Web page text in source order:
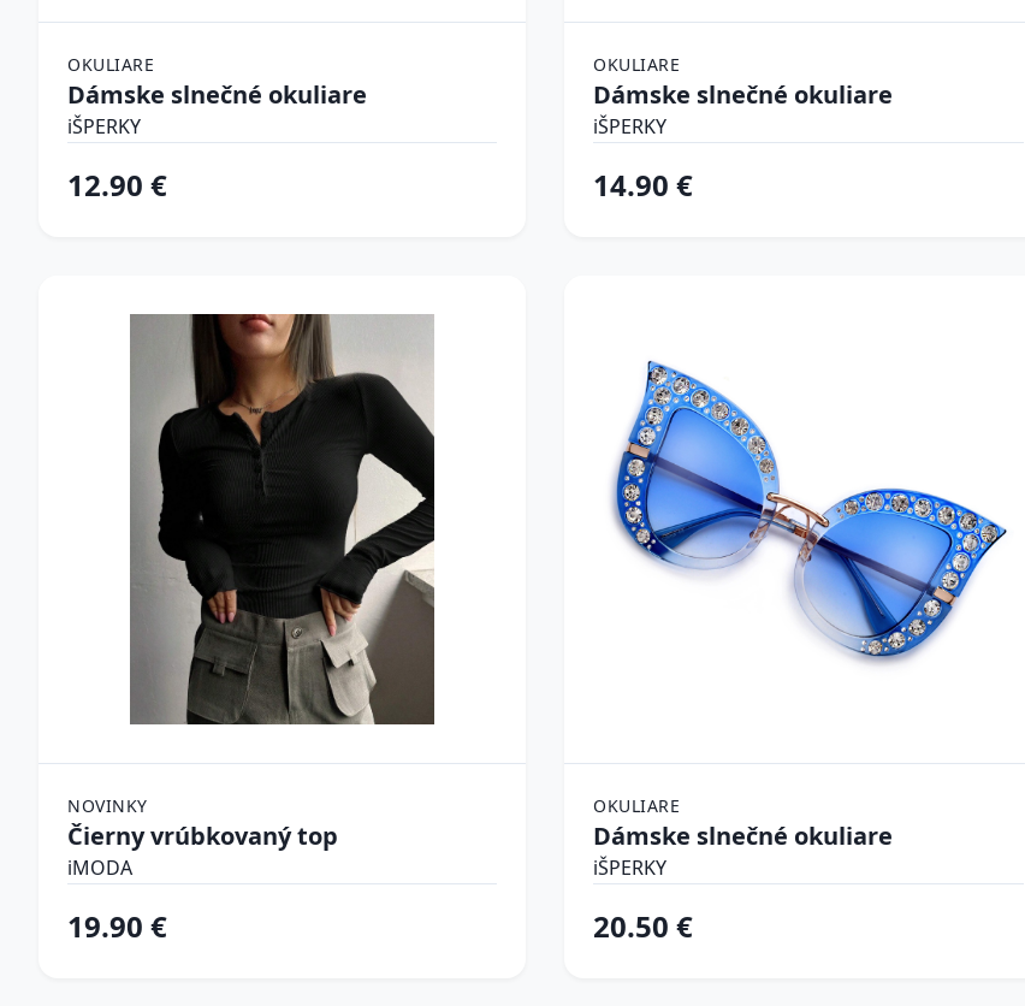
OKULIARE
Dámske slnečné okuliare
iŠPERKY
12.90 €
OKULIARE
Dámske slnečné okuliare
iŠPERKY
14.90 €
NOVINKY
Čierny vrúbkovaný top
iMODA
19.90 €
OKULIARE
Dámske slnečné okuliare
iŠPERKY
20.50 €